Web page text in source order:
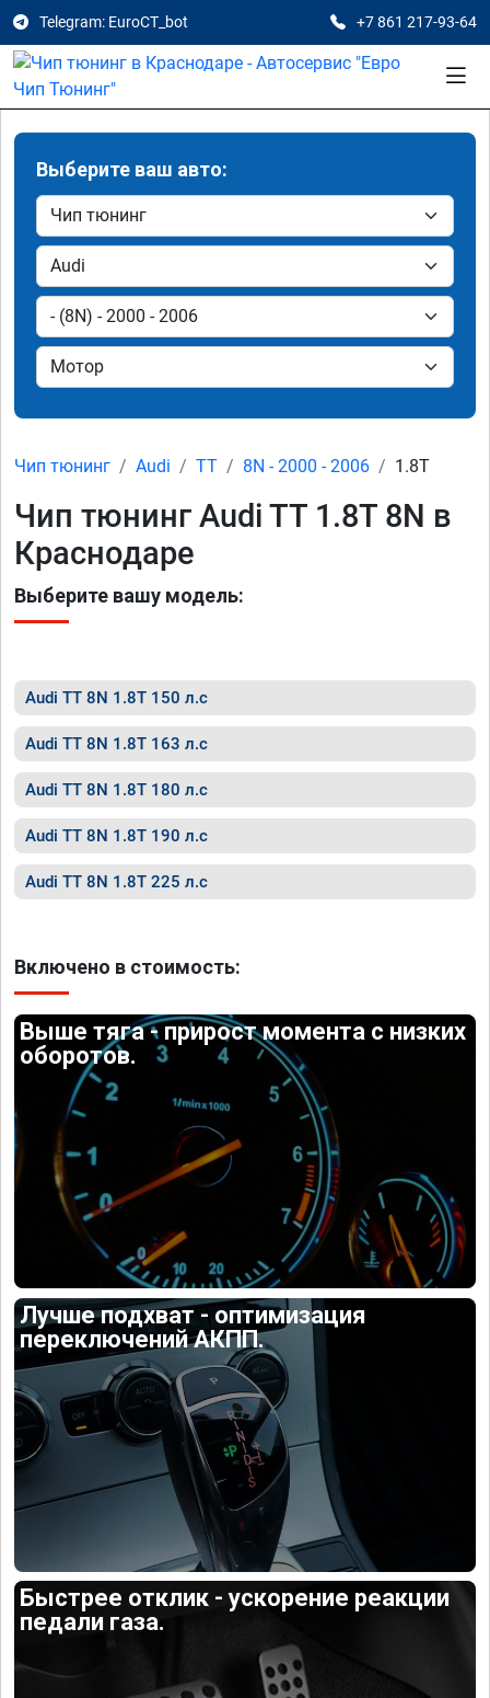
Telegram: EuroCT_bot +7 861 217-93-64
Выберите ваш авто:
Чип тюнинг Audi TT 8N - 2000 - 2006 1.8T
Чип тюнинг Audi TT 1.8T 8N в
Краснодаре
Выберите вашу модель:
Audi TT 8N 1.8T 150 л.с
Audi TT 8N 1.8T 163 л.с
Audi TT 8N 1.8T 180 л.с
Audi TT 8N 1.8T 190 л.с
Audi TT 8N 1.8T 225 л.с
Включено в стоимость:
Выше тяга - прирост момента с низких
оборотов.
Лучше подхват - оптимизация
переключений АКПП.
Быстрее отклик - ускорение реакции
педали газа.